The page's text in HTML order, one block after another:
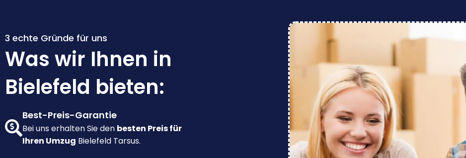
3 echte Gründe für uns
Was wir Ihnen in
Bielefeld bieten:
Best-Preis-Garantie
Bei uns erhalten Sie den besten Preis für
Ihren Umzug Bielefeld Tarsus.